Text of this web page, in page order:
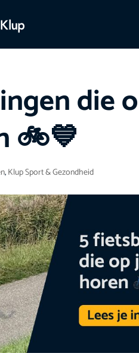
die
🚲💙
,Klup Sport & Gezondheid